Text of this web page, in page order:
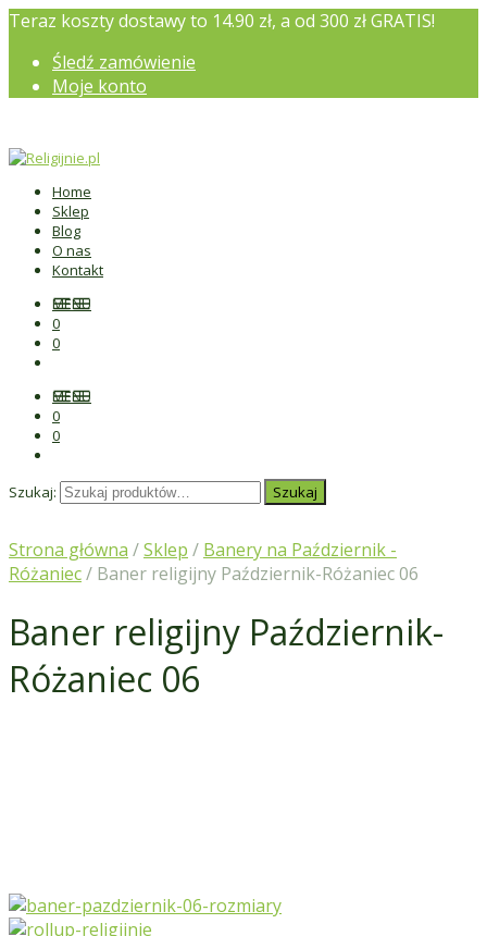
Teraz koszty dostawy to 14.90 zł, a od 300 zł GRATIS!
Śledź zamówienie
Moje konto
Home
Sklep
Blog
O nas
Kontakt
MENU
0
0
MENU
0
0
Szukaj: Szukaj
Strona główna /Sklep / Banery na Październik -
Różaniec/ Baner religijny Październik-Różaniec 06
Baner religijny Październik-
Różaniec 06